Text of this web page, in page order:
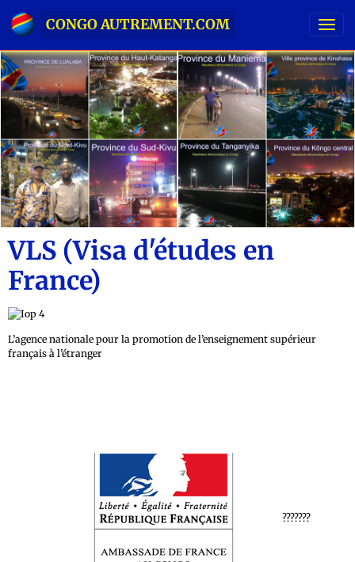
CONGO AUTREMENT.COM
VLS (Visa d'études en
France)
L’agence nationale pour la promotion de l’enseignement supérieur
français à l’étranger
???????